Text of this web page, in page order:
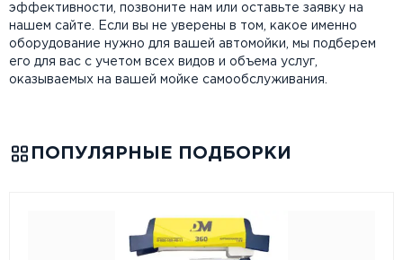
эффективности, позвоните нам или оставьте заявку на
нашем сайте. Если вы не уверены в том, какое именно
оборудование нужно для вашей автомойки, мы подберем
его для вас с учетом всех видов и объема услуг,
оказываемых на вашей мойке самообслуживания.
ПОПУЛЯРНЫЕ ПОДБОРКИ